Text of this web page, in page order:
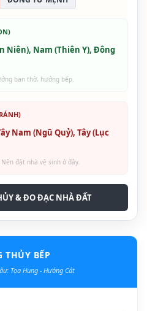
Niên), Nam (Thiên Y), Đông
ban thờ, hướng bếp.
Nam (Ngũ Quỷ), Tây (Lục
đặt nhà vệ sinh ở đây.
& ĐO ĐẠC NHÀ ĐẤT
THỦY BẾP
Tọa Hung - Hướng Cát